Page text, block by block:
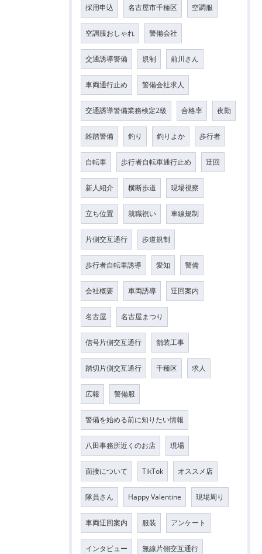
採用申込 名古屋市千種区 空調服
空調服おしゃれ 警備会社
交通誘導警備 規制 前川さん
車両通行止め 警備会社求人
交通誘導警備業務検定2級 合格率 夜勤
雑踏警備 釣り 釣りよか 歩行者
自転車 歩行者自転車通行止め 迂回
新人紹介 横断歩道 現場視察
立ち位置 就職祝い 車線規制
片側交互通行 歩道規制
歩行者自転車誘導 愛知 警備
会社概要 車両誘導 迂回案内
名古屋 名古屋まつり
信号片側交互通行 舗装工事
踏切片側交互通行 千種区 求人
広報 警備服
警備を始める前に知りたい情報
八田事務所近くのお店 現場
面接について TikTok オススメ店
隊員さん Happy Valentine 現場周り
車両迂回案内 服装 アンケート
インタビュー 無線片側交互通行